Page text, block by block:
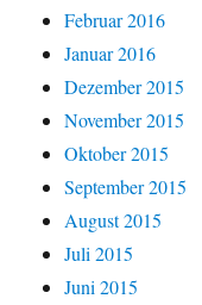
Februar 2016
Januar 2016
Dezember 2015
November 2015
Oktober 2015
September 2015
August 2015
Juli 2015
Juni 2015